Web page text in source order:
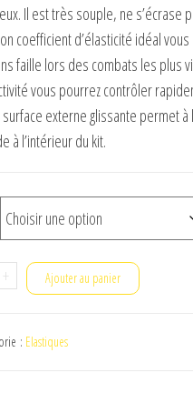
Il est très souple, ne s’écrase
coefficient d’élasticité idéal
faille lors des combats les plus
vous pourrez contrôler
externe glissante permet
à l’intérieur du kit.
+ Ajouter au panier
: Elastiques